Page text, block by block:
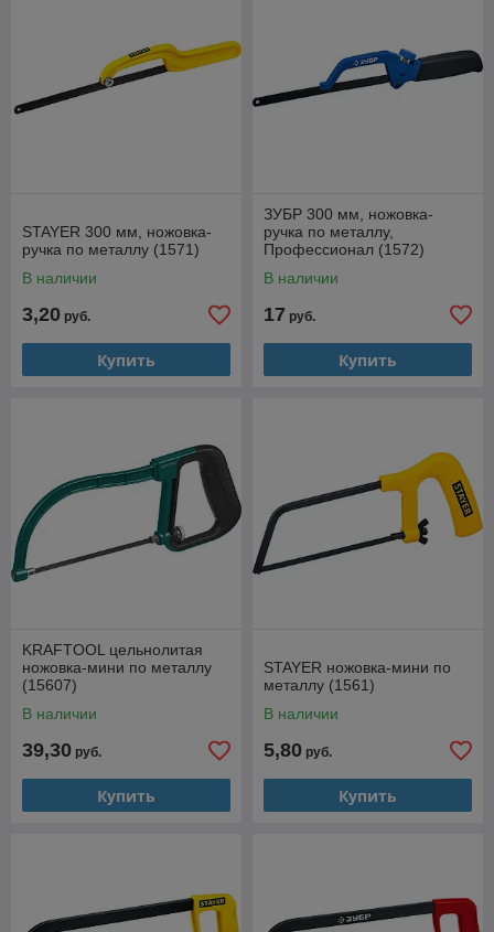
STAYER 300 мм, ножовка-
ручка по металлу (1571)
В наличии
3,20 руб.
Купить
ЗУБР 300 мм, ножовка-
ручка по металлу,
Профессионал (1572)
В наличии
17 руб.
Купить
KRAFTOOL цельнолитая
ножовка-мини по металлу
(15607)
В наличии
39,30 руб.
Купить
STAYER ножовка-мини по
металлу (1561)
В наличии
5,80 руб.
Купить